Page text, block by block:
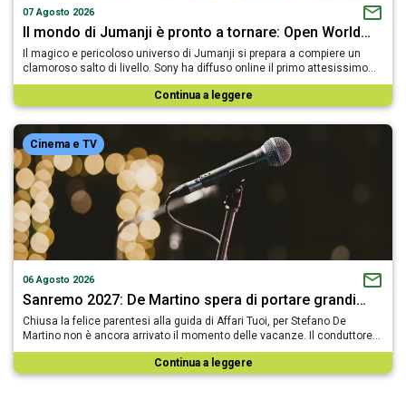
07 Agosto 2026
Il mondo di Jumanji è pronto a tornare: Open World…
Il magico e pericoloso universo di Jumanji si prepara a compiere un
clamoroso salto di livello. Sony ha diffuso online il primo attesissimo…
Continua a leggere
Cinema e TV
06 Agosto 2026
Sanremo 2027: De Martino spera di portare grandi…
Chiusa la felice parentesi alla guida di Affari Tuoi, per Stefano De
Martino non è ancora arrivato il momento delle vacanze. Il conduttore…
Continua a leggere